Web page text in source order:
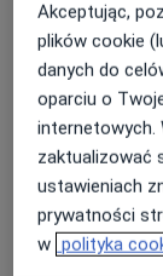
Bezpieczne
mgr
Fizjoterapeuta·
28
Akceptując,
plików cookie
danych do
oparciu o
internetowych.
zaktualizować
ustawieniach
prywatności
w polityka